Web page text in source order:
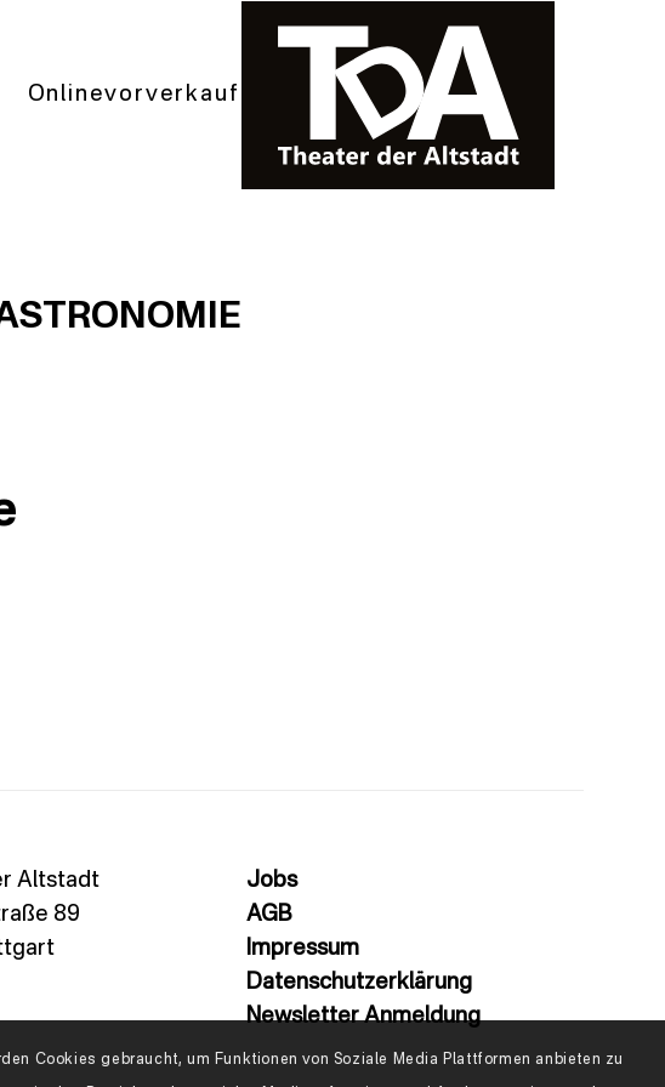
Onlinevorverkauf
Altstadt
89
Jobs
AGB
Impressum
Datenschutzerklärung
Newsletter Anmeldung
Cookies gebraucht, um Funktionen von Soziale Media Plattformen anbieten zu